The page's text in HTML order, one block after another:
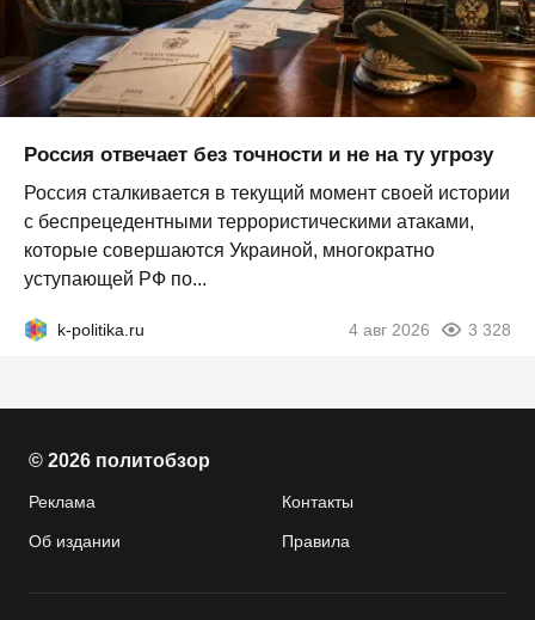
Россия отвечает без точности и не на ту угрозу
Россия сталкивается в текущий момент своей истории
с беспрецедентными террористическими атаками,
которые совершаются Украиной, многократно
уступающей РФ по...
k-politika.ru 4 авг 2026 3 328
© 2026 политобзор
Реклама Контакты
Об издании Правила